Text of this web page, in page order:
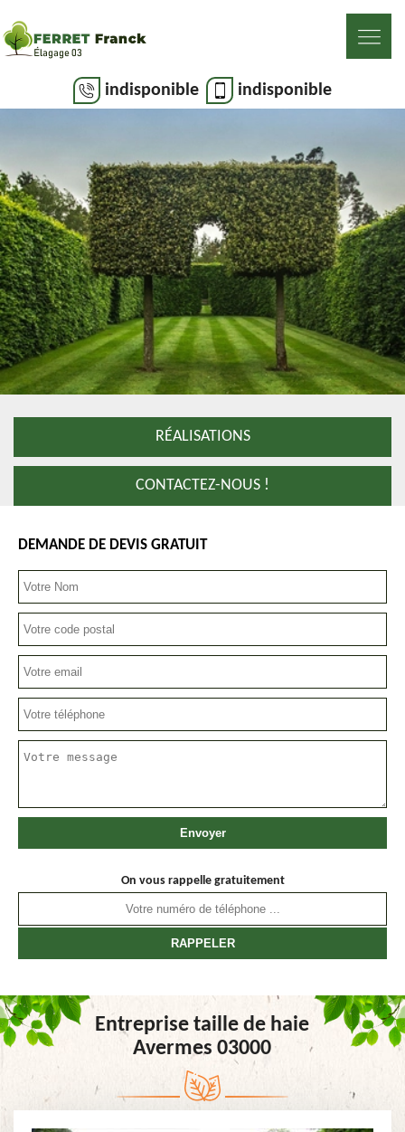
indisponible indisponible
RÉALISATIONS
CONTACTEZ-NOUS !
DEMANDE DE DEVIS GRATUIT
On vous rappelle gratuitement
Entreprise taille de haie
Avermes 03000